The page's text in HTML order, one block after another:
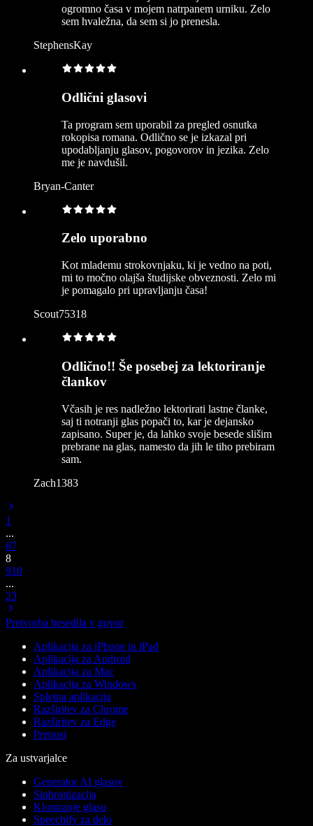
ogromno časa v mojem natrpanem urniku. Zelo
sem hvaležna, da sem si jo prenesla.
StephensKay
Odlični glasovi
Ta program sem uporabil za pregled osnutka
rokopisa romana. Odlično se je izkazal pri
upodabljanju glasov, pogovorov in jezika. Zelo
me je navdušil.
Bryan-Canter
Zelo uporabno
Kot mlademu strokovnjaku, ki je vedno na poti,
mi to močno olajša študijske obveznosti. Zelo mi
je pomagalo pri upravljanju časa!
Scout75318
Odlično!! Še posebej za lektoriranje
člankov
Včasih je res nadležno lektorirati lastne članke,
saj ti notranji glas popači to, kar je dejansko
zapisano. Super je, da lahko svoje besede slišim
prebrane na glas, namesto da jih le tiho prebiram
sam.
Zach1383
1
...
67
8
910
...
23
Pretvorba besedila v govor
Aplikacija za iPhone in iPad
Aplikacija za Android
Aplikacija za Mac
Aplikacija za Windows
Spletna aplikacija
Razširitev za Chrome
Razširitev za Edge
Prenosi
Za ustvarjalce
Generator AI glasov
Sinhronizacija
Kloniranje glasu
Speechify za delo